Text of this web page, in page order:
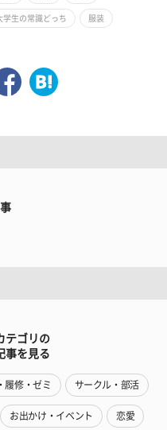
学生の常識どっち 服装
テゴリの
事を見る
履修・ゼミ サークル・部活
お出かけ・イベント 恋愛